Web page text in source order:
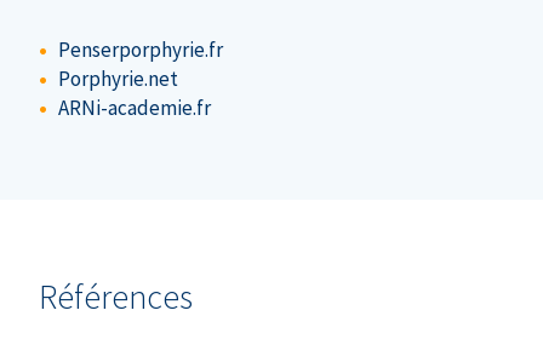
Penserporphyrie.fr
Porphyrie.net
ARNi-academie.fr
Références